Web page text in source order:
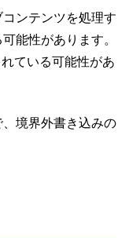
ンテンツを処理す
能性があります。
ている可能性があ
境界外書き込みの